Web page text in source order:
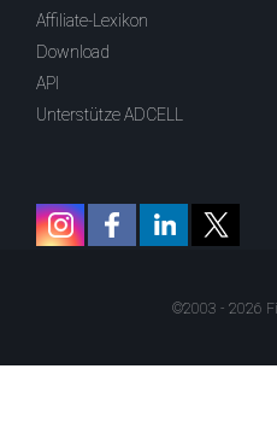
Affiliate-Lexikon
Download
API
Unterstütze ADCELL
©2003 - 2026